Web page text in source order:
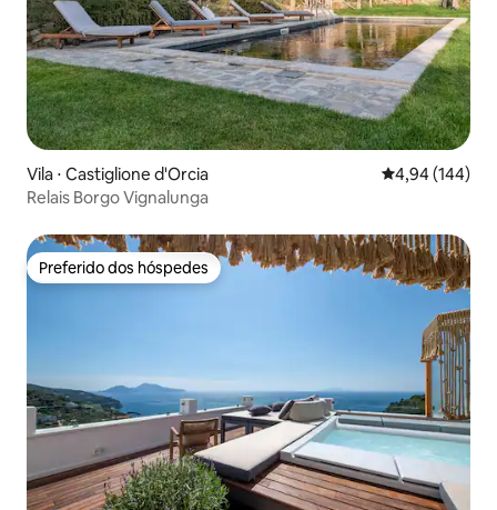
Vila ⋅ Castiglione d'Orcia 4,94 de uma
4,94 (144)
Relais Borgo Vignalunga
Preferido dos hóspedes
Preferido dos hóspedes